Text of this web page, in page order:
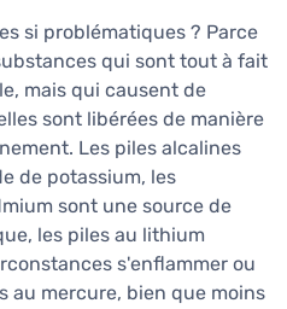
si problématiques ? Parce
qui sont tout à fait
mais qui causent de
sont libérées de manière
Les piles alcalines
de potassium, les
sont une source de
les piles au lithium
s'enflammer ou
au mercure, bien que moins